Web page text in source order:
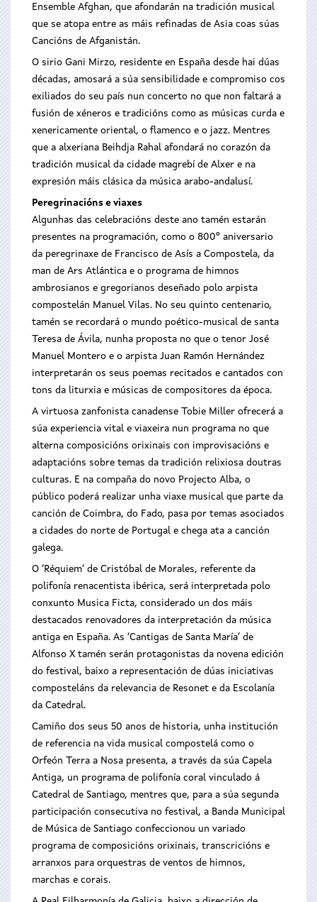
Ensemble Afghan, que afondarán na tradición musical
que se atopa entre as máis refinadas de Asia coas súas
Cancións de Afganistán.
O sirio Gani Mirzo, residente en España desde hai dúas
décadas, amosará a súa sensibilidade e compromiso cos
exiliados do seu país nun concerto no que non faltará a
fusión de xéneros e tradicións como as músicas curda e
xenericamente oriental, o flamenco e o jazz. Mentres
que a alxeriana Beihdja Rahal afondará no corazón da
tradición musical da cidade magrebí de Alxer e na
expresión máis clásica da música arabo-andalusí.
Peregrinacións e viaxes
Algunhas das celebracións deste ano tamén estarán
presentes na programación, como o 800º aniversario
da peregrinaxe de Francisco de Asís a Compostela, da
man de Ars Atlántica e o programa de himnos
ambrosianos e gregorianos deseñado polo arpista
compostelán Manuel Vilas. No seu quinto centenario,
tamén se recordará o mundo poético-musical de santa
Teresa de Ávila, nunha proposta no que o tenor José
Manuel Montero e o arpista Juan Ramón Hernández
interpretarán os seus poemas recitados e cantados con
tons da liturxia e músicas de compositores da época.
A virtuosa zanfonista canadense Tobie Miller ofrecerá a
súa experiencia vital e viaxeira nun programa no que
alterna composicións orixinais con improvisacións e
adaptacións sobre temas da tradición relixiosa doutras
culturas. E na compaña do novo Projecto Alba, o
público poderá realizar unha viaxe musical que parte da
canción de Coimbra, do Fado, pasa por temas asociados
a cidades do norte de Portugal e chega ata a canción
galega.
O ‘Réquiem’ de Cristóbal de Morales, referente da
polifonía renacentista ibérica, será interpretada polo
conxunto Musica Ficta, considerado un dos máis
destacados renovadores da interpretación da música
antiga en España. As ‘Cantigas de Santa María’ de
Alfonso X tamén serán protagonistas da novena edición
do festival, baixo a representación de dúas iniciativas
composteláns da relevancia de Resonet e da Escolanía
da Catedral.
Camiño dos seus 50 anos de historia, unha institución
de referencia na vida musical compostelá como o
Orfeón Terra a Nosa presenta, a través da súa Capela
Antiga, un programa de polifonía coral vinculado á
Catedral de Santiago, mentres que, para a súa segunda
participación consecutiva no festival, a Banda Municipal
de Música de Santiago confeccionou un variado
programa de composicións orixinais, transcricións e
arranxos para orquestras de ventos de himnos,
marchas e corais.